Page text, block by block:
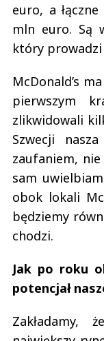
euro, a
mln euro. Są
który prowadzi
McDonald’s
pierwszym
zlikwidowali
Szwecji
zaufaniem, nie
sam
obok lokali
będziemy
chodzi.
Jak po roku
potencjał
Zakładamy,